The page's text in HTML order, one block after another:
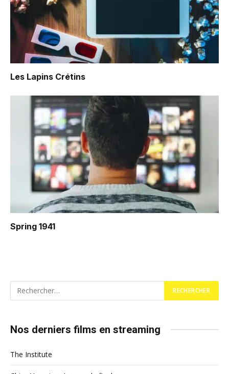
Les Lapins Crétins
Spring 1941
Nos derniers films en streaming
The Institute